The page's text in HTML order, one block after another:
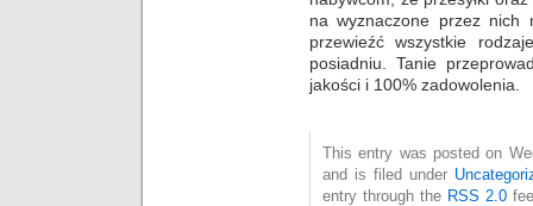
na wyznaczone przez nich
przewieźć wszystkie
posiadniu. Tanie
jakości i 100% zadowolenia.
This entry was posted on
and is filed under
entry through the RSS 2.0